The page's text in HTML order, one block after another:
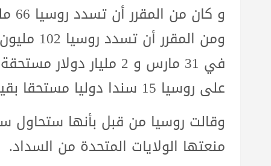
و
في 31 مارس و 2 مليار
على روسيا 15 سندا دوليا مستحقا بقيمة اسمية تبلغ نحو 40 مليار دولار.
وقالت روسيا من قبل بأنها ستحاول
منعتها الولايات المتحدة من السداد.